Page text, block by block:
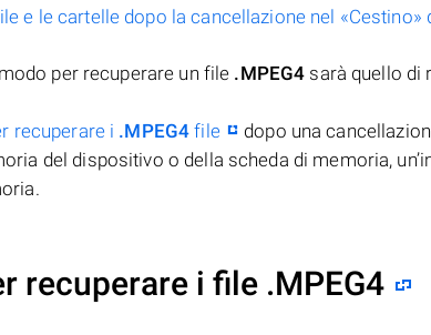
e le cartelle dopo la cancellazione nel «Cestino»
per recuperare un file .MPEG4 sarà quello di
recuperare i .MPEG4 file
dopo una
del dispositivo o della scheda di memoria,
recuperare i file .MPEG4